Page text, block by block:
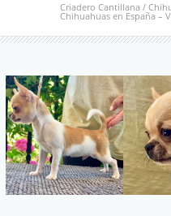
Criadero Cantillana /
Chihuahuas en España –